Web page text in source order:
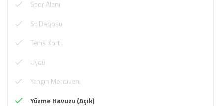
Spor Alanı
Su Deposu
Tenis Kortu
Uydu
Yangın Merdiveni
Yüzme Havuzu (Açık)